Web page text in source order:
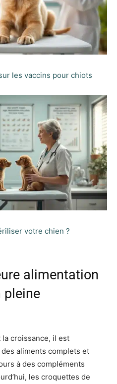
les vaccins pour chiots
votre chien ?
alimentation
pleine
croissance, il est
aliments complets et
à des compléments
les croquettes de